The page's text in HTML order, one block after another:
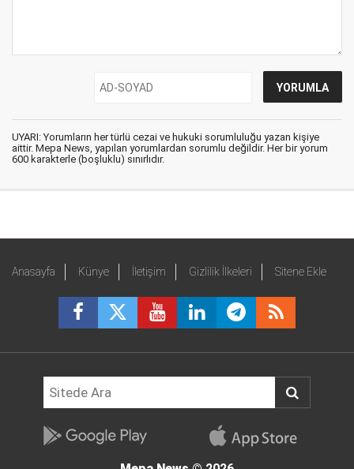
UYARI: Yorumların her türlü cezai ve hukuki sorumluluğu yazan kişiye
aittir. Mepa News, yapılan yorumlardan sorumlu değildir. Her bir yorum
600 karakterle (boşluklu) sınırlıdır.
Anasayfa Künye İletişim Gizlilik İlkeleri Sitene Ekle